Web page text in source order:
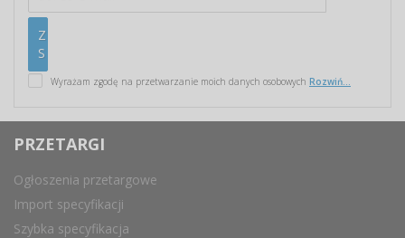
Wyrażam zgodę na przetwarzanie moich danych osobowych Rozwiń...
PRZETARGI
Ogłoszenia przetargowe
Import specyfikacji
Szybka specyfikacja